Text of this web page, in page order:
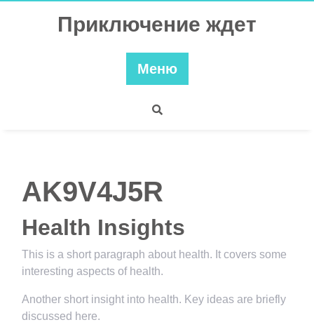
Приключение ждет
Меню
AK9V4J5R
Health Insights
This is a short paragraph about health. It covers some
interesting aspects of health.
Another short insight into health. Key ideas are briefly
discussed here.